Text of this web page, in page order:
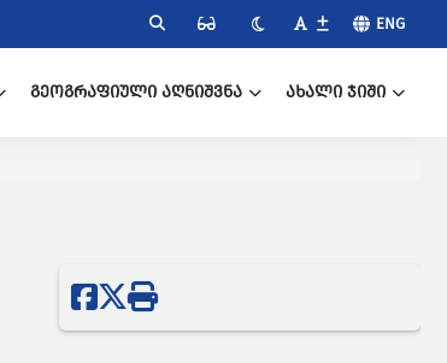
ENG
ᲒᲔᲝᲒᲠᲐᲤᲘᲣᲚᲘ ᲐᲦᲜᲘᲨᲕᲜᲐ ᲐᲮᲐᲚᲘ ᲯᲘᲨᲘ